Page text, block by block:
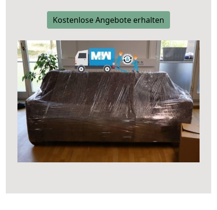
Kostenlose Angebote erhalten